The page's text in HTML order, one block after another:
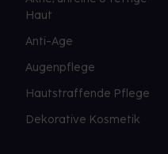
Haut
Anti-Age
Augenpflege
Hautstraffende Pflege
Dekorative Kosmetik